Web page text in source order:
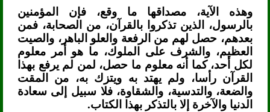
وهذه الآية، مصداقها ما وقع، فإن المؤمنين
بالرسول، الذين تذكروا بالقرآن، من الصحابة، فمن
بعدهم، حصل لهم من الرفعة والعلو الباهر، والصيت
العظيم، والشرف على الملوك، ما هو أمر معلوم
لكل أحد، كما أنه معلوم ما حصل، لمن لم يرفع بهذا
القرآن رأسا، ولم يهتد به ويتزك به، من المقت
والضعة، والتدسية، والشقاوة، فلا سبيل إلى سعادة
الدنيا والآخرة إلا بالتذكر بهذا الكتاب.